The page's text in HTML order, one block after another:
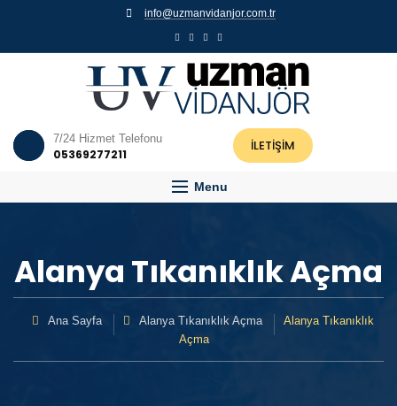
info@uzmanvidanjor.com.tr
7/24 Hizmet Telefonu
05369277211 İLETİŞİM
Menu
Alanya Tıkanıklık Açma
Ana Sayfa Alanya Tıkanıklık Açma
Alanya Tıkanıklık
Açma